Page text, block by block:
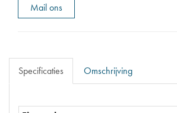
Mail ons
Specificaties Omschrijving